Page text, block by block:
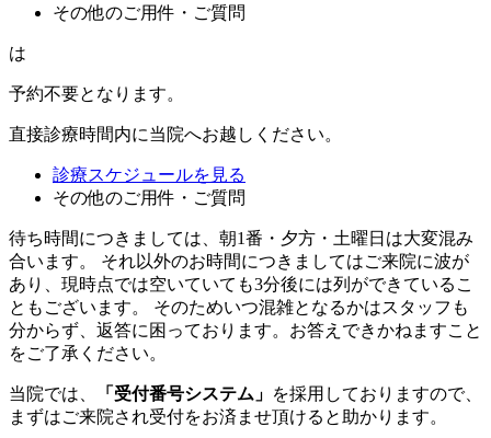
その他のご用件・ご質問
は
予約不要となります。
直接診療時間内に当院へお越しください。
診療スケジュールを見る
その他のご用件・ご質問
待ち時間につきましては、朝1番・夕方・土曜日は大変混み
合います。 それ以外のお時間につきましてはご来院に波が
あり、現時点では空いていても3分後には列ができているこ
ともございます。 そのためいつ混雑となるかはスタッフも
分からず、返答に困っております。お答えできかねますこと
をご了承ください。
当院では、 「受付番号システム」 を採用しておりますので、
まずはご来院され受付をお済ませ頂けると助かります。